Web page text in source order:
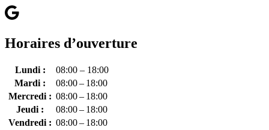
Horaires d’ouverture
Lundi :
08:00 – 18:00
Mardi :
08:00 – 18:00
Mercredi : 08:00 – 18:00
Jeudi :
08:00 – 18:00
Vendredi : 08:00 – 18:00